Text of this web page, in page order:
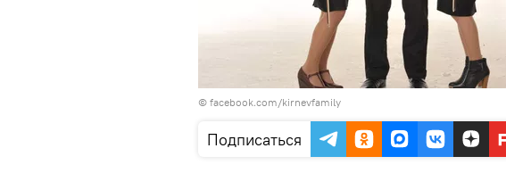
© facebook.com/kirnevfamily
Подписаться